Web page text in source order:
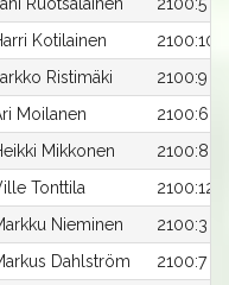
Kotilainen
2100:10
Ristimäki
2100:9
Moilanen
2100:6
Mikkonen
2100:8
Tonttila
2100:12
Nieminen
2100:3
Dahlström
2100:7